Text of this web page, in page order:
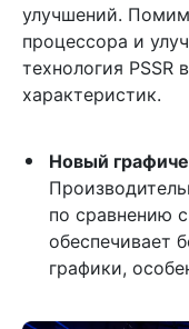
улучшений.
процессора и
технология PSSR
характеристик.
Новый
по сравнению
обеспечивает
графики,